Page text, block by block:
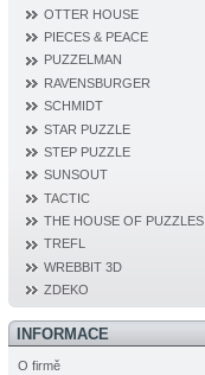
OTTER HOUSE
PIECES & PEACE
PUZZELMAN
RAVENSBURGER
SCHMIDT
STAR PUZZLE
STEP PUZZLE
SUNSOUT
TACTIC
THE HOUSE OF PUZZLES
TREFL
WREBBIT 3D
ZDEKO
INFORMACE
O firmě